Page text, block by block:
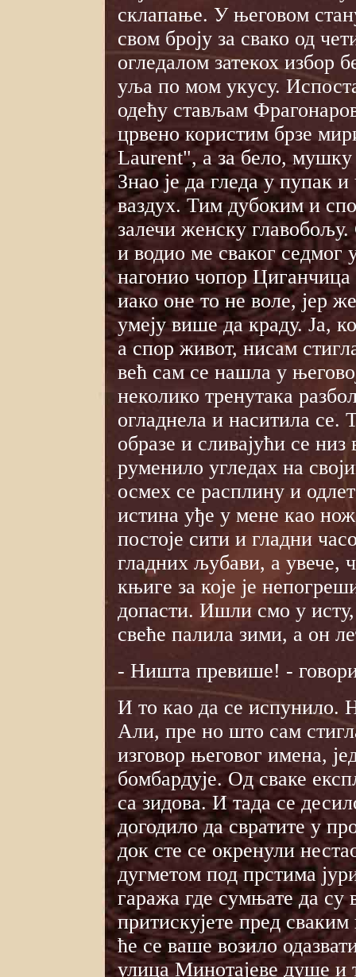
склапање. У његовом
свом броју за свако од
огледалом затекох избор
уља по мом укусу.
одећу стављам
црвено користим брзе
Laurent", а за бело,
Знао је да гледа у пупак
ваздух. Тим дубоким и
залечи женску
и водио ме сваког седмог
нагонио чопор
иако оне то не воле, јер
умеју више да краду. Ја,
а спор живот, нисам
већ сам се нашла у
неколико тренутака
огладнела и наситила
образе и сливајући се низ
руменило угледах на
осмех се расплину и
истина уђе у мене као
постоје сити и гладни
гладних љубави, а увече,
књиге за које је
допасти. Ишли смо у
свеће палила зими, а он
- Ништа превише! -
И то као да се испунило.
Али, пре но што сам
изговор његовог имена,
бомбардује. Од сваке
са зидова. И тада се
догодило да свратите у
док сте се окренули
дугметом под прстима
гаража где сумњате да су
притискујете пред
ће се ваше возило
улица Минотајеве душе